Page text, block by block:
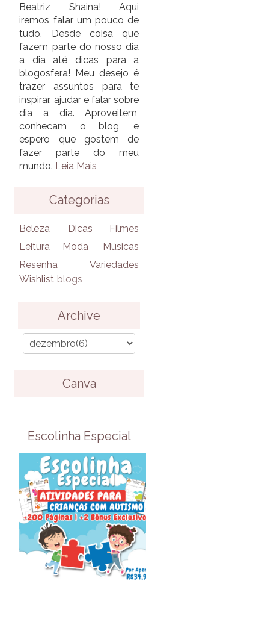
Beatriz Shaina! Aqui
iremos falar um pouco de
tudo. Desde coisa que
fazem parte do nosso dia
a dia até dicas para a
blogosfera! Meu desejo é
trazer assuntos para te
inspirar, ajudar e falar sobre
dia a dia. Aproveitem,
conhecam o blog, e
espero que gostem de
fazer parte do meu
mundo. Leia Mais
Categorias
Beleza Dicas
Filmes
Leitura
Moda
Músicas
Resenha
Variedades
Wishlist blogs
Archive
Canva
Escolinha Especial